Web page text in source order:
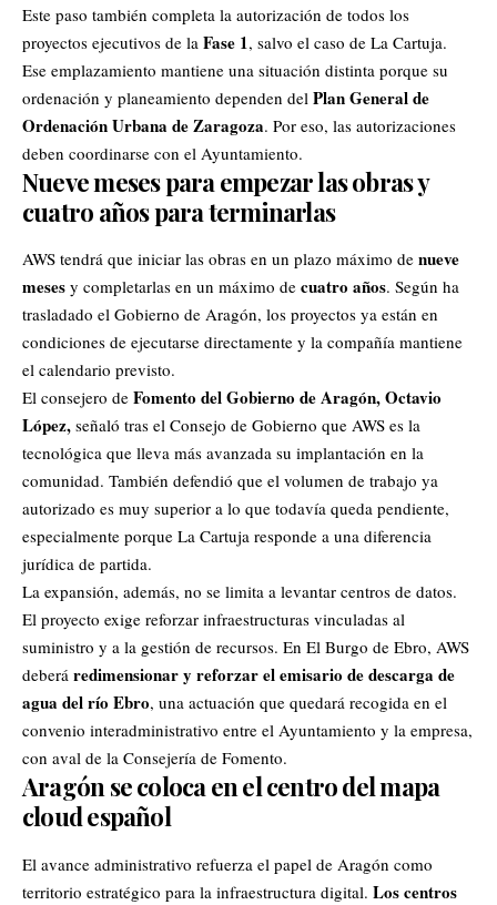
Este paso también completa la autorización de todos los
proyectos ejecutivos de la Fase 1, salvo el caso de La Cartuja.
Ese emplazamiento mantiene una situación distinta porque su
ordenación y planeamiento dependen del Plan General de
Ordenación Urbana de Zaragoza. Por eso, las autorizaciones
deben coordinarse con el Ayuntamiento.
Nueve meses para empezar las obras y
cuatro años para terminarlas
AWS tendrá que iniciar las obras en un plazo máximo de nueve
meses y completarlas en un máximo de cuatro años. Según ha
trasladado el Gobierno de Aragón, los proyectos ya están en
condiciones de ejecutarse directamente y la compañía mantiene
el calendario previsto.
El consejero de Fomento del Gobierno de Aragón, Octavio
López, señaló tras el Consejo de Gobierno que AWS es la
tecnológica que lleva más avanzada su implantación en la
comunidad. También defendió que el volumen de trabajo ya
autorizado es muy superior a lo que todavía queda pendiente,
especialmente porque La Cartuja responde a una diferencia
jurídica de partida.
La expansión, además, no se limita a levantar centros de datos.
El proyecto exige reforzar infraestructuras vinculadas al
suministro y a la gestión de recursos. En El Burgo de Ebro, AWS
deberá redimensionar y reforzar el emisario de descarga de
agua del río Ebro, una actuación que quedará recogida en el
convenio interadministrativo entre el Ayuntamiento y la empresa,
con aval de la Consejería de Fomento.
Aragón se coloca en el centro del mapa
cloud español
El avance administrativo refuerza el papel de Aragón como
territorio estratégico para la infraestructura digital. Los centros